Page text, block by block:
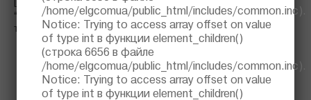
/home/elgcomua/public_html/includes/common.inc).
Notice: Trying to access array offset on value
of type int в функции element_children()
(строка 6656 в файле
/home/elgcomua/public_html/includes/common.inc).
Notice: Trying to access array offset on value
of type int в функции element_children()
Шаг витков кабеляh при намотке спирально или укладке
“волной” можно расчитать по формуле после расчета
теплопотерь и длины кабеля: